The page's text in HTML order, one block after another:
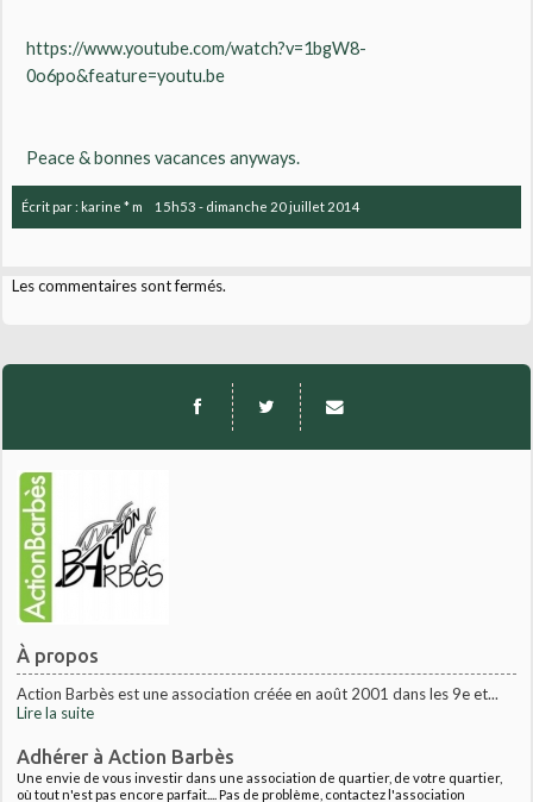
À propos
Action Barbès est une association créée en août 2001 dans les 9e et...
Lire la suite
Adhérer à Action Barbès
Une envie de vous investir dans une association de quartier, de votre quartier,
où tout n'est pas encore parfait.... Pas de problème, contactez l'association
https://www.youtube.com/watch?v=1bgW8-
0o6po&feature=youtu.be
Peace & bonnes vacances anyways.
Écrit par : karine * m 15h53 - dimanche 20juillet 2014
Les commentaires sont fermés.